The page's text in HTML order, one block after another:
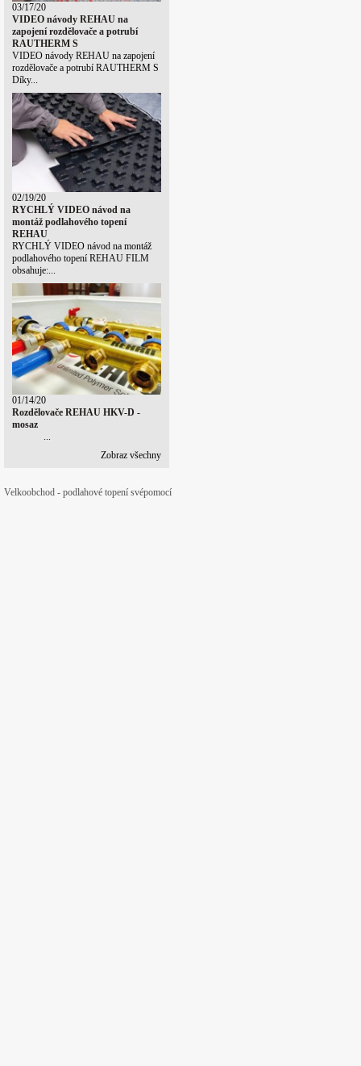
03/17/20
VIDEO návody REHAU na
zapojení rozdělovače a potrubí
RAUTHERM S
VIDEO návody REHAU na zapojení
rozdělovače a potrubí RAUTHERM S
Díky...
02/19/20
RYCHLÝ VIDEO návod na
montáž podlahového topení
REHAU
RYCHLÝ VIDEO návod na montáž
podlahového topení REHAU FILM
obsahuje:...
01/14/20
Rozdělovače REHAU HKV-D -
mosaz
...
Zobraz všechny
Velkoobchod - podlahové topení svépomocí